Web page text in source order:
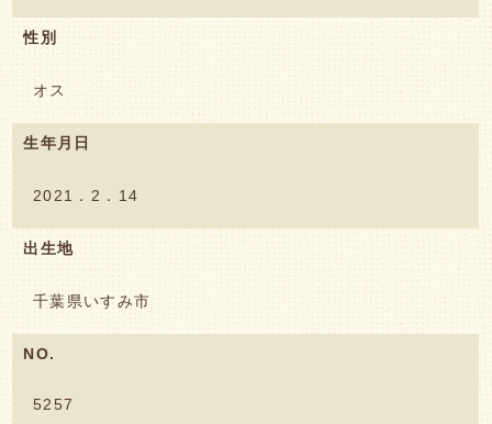
性別
オス
生年月日
2021．2．14
出生地
千葉県いすみ市
NO.
5257